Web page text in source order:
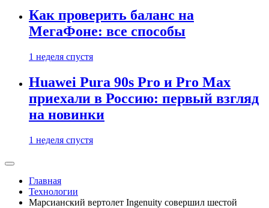
Как проверить баланс на
МегаФоне: все способы
1 неделя спустя
Huawei Pura 90s Pro и Pro Max
приехали в Россию: первый взгляд
на новинки
1 неделя спустя
Главная
Технологии
Марсианский вертолет Ingenuity совершил шестой